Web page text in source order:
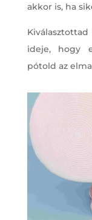
akkor is, ha
ideje, hogy
pótold az